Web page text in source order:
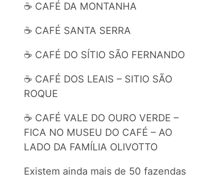
☕️ CAFÉ DA MONTANHA
☕️ CAFÉ SANTA SERRA
☕️ CAFÉ DO SÍTIO SÃO FERNANDO
☕️ CAFÉ DOS LEAIS – SITIO SÃO
ROQUE
☕️ CAFÉ VALE DO OURO VERDE –
FICA NO MUSEU DO CAFÉ – AO
LADO DA FAMÍLIA OLIVOTTO
Existem ainda mais de 50 fazendas